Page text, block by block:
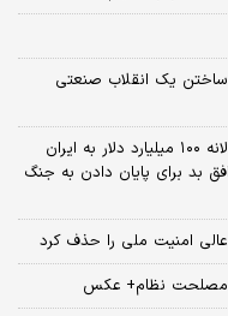
ساختن یک انقلاب صنعتی
توافق پیشنهادی برای بازگشایی تنگه هرمز سالانه ۱۰۰ میلیارد دلار به ایران
بد برای پایان دادن به جنگ
امنیت ملی را حذف کرد
مصلحت نظام+ عکس